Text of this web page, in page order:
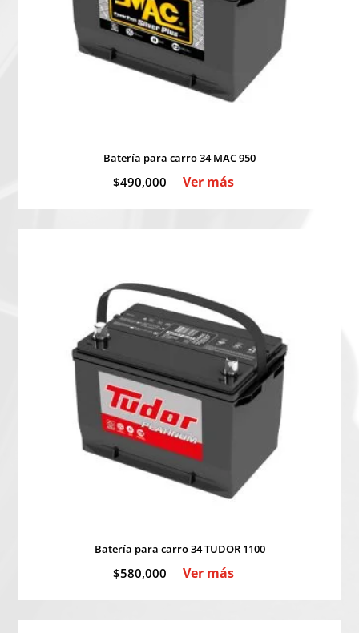
Batería para carro 34 MAC 950
$490,000 Ver más
Batería para carro 34 TUDOR 1100
$580,000 Ver más